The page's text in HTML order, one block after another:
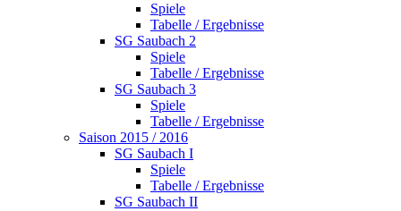
Spiele
Tabelle / Ergebnisse
SG Saubach 2
Spiele
Tabelle / Ergebnisse
SG Saubach 3
Spiele
Tabelle / Ergebnisse
Saison 2015 / 2016
SG Saubach I
Spiele
Tabelle / Ergebnisse
SG Saubach II